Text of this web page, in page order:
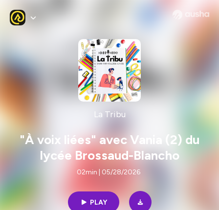
La Tribu
"À voix liées" avec Vania (2) du
lycée Brossaud-Blancho
02min | 05/28/2026
PLAY